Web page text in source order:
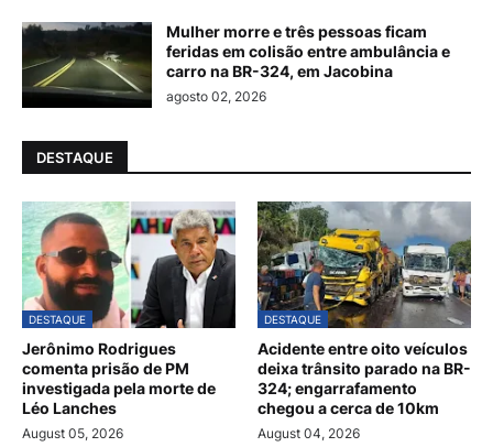
Mulher morre e três pessoas ficam
feridas em colisão entre ambulância e
carro na BR-324, em Jacobina
agosto 02, 2026
DESTAQUE
DESTAQUE
Jerônimo Rodrigues
comenta prisão de PM
investigada pela morte de
Léo Lanches
August 05, 2026
DESTAQUE
Acidente entre oito veículos
deixa trânsito parado na BR-
324; engarrafamento
chegou a cerca de 10km
August 04, 2026